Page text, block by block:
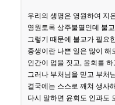
우리의 생명은 영원하여 지
영원토록 상주불멸인데 불
그렇기 때문에 불교가 필요
중생이란 나쁜 일은 많이 해
인간이 업을 짓고, 윤회를
그러나 부처님을 믿고 부처
결국에는 스스로 깨쳐 생사
다시 말하면 윤회도 인과도